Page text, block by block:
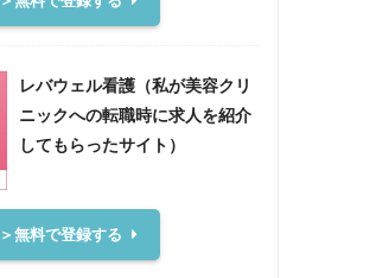
レバウェル看護（私が美容クリ
ニックへの転職時に求人を紹介
してもらったサイト）
無料で登録する